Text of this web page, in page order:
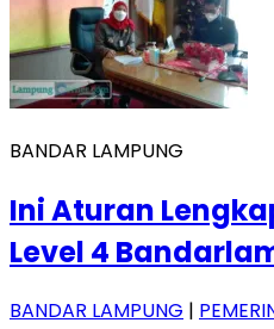
BANDAR LAMPUNG
Ini Aturan
Level 4
BANDAR LAMPUNG |